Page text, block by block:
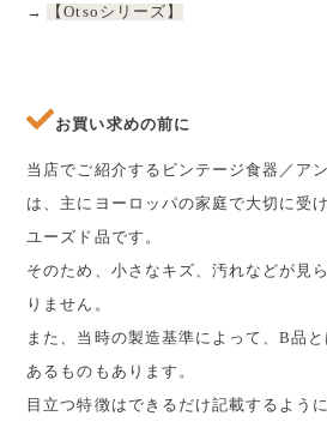
→
【Otsoシリーズ】
お買い求めの前に
当店でご紹介するビンテージ食器／ア
は、主にヨーロッパの家庭で大切に受
ユーズド品です。
そのため、小さなキズ、汚れなどが見
りません。
また、当時の製造基準によって、B品
あるものもあります。
目立つ特徴はできるだけ記載するよう